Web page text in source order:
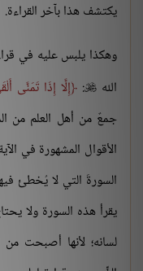
يكتشف هذا بآخر القراءة.
وهكذا يلبس عليه في
الله
: إِلَّا إِذَا تَمَنَّى
جمعٌ من أهل العلم من
الأقوال المشهورة في
السورةَ التي لا يُخطئ
يقرأ هذه السورة ولا
لسانه؛ لأنها أصبحت